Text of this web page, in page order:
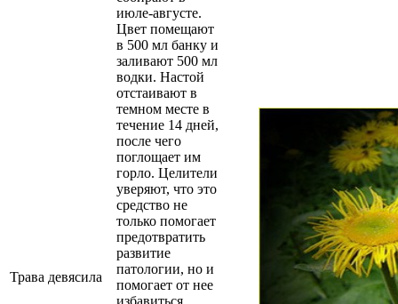
Трава девясила
июле-августе.
Цвет помещают
в 500 мл банку и
заливают 500 мл
водки. Настой
отстаивают в
темном месте в
течение 14 дней,
после чего
поглощает им
горло. Целители
уверяют, что это
средство не
только помогает
предотвратить
развитие
патологии, но и
помогает от нее
избавиться